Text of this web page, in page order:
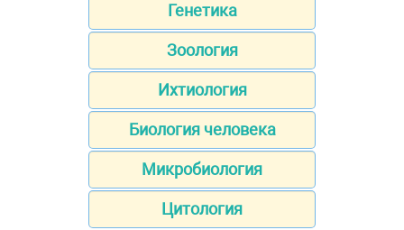
Генетика
Зоология
Ихтиология
Биология человека
Микробиология
Цитология